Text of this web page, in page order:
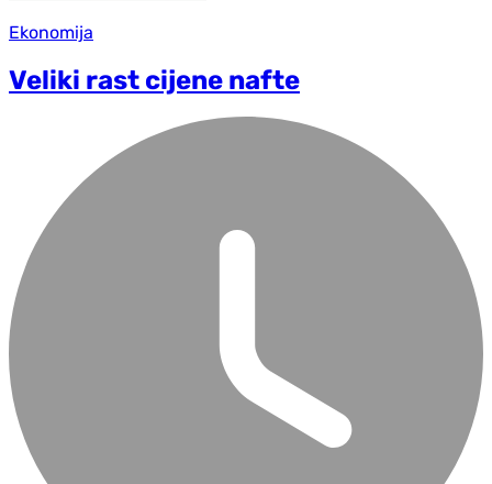
Ekonomija
Veliki rast cijene nafte